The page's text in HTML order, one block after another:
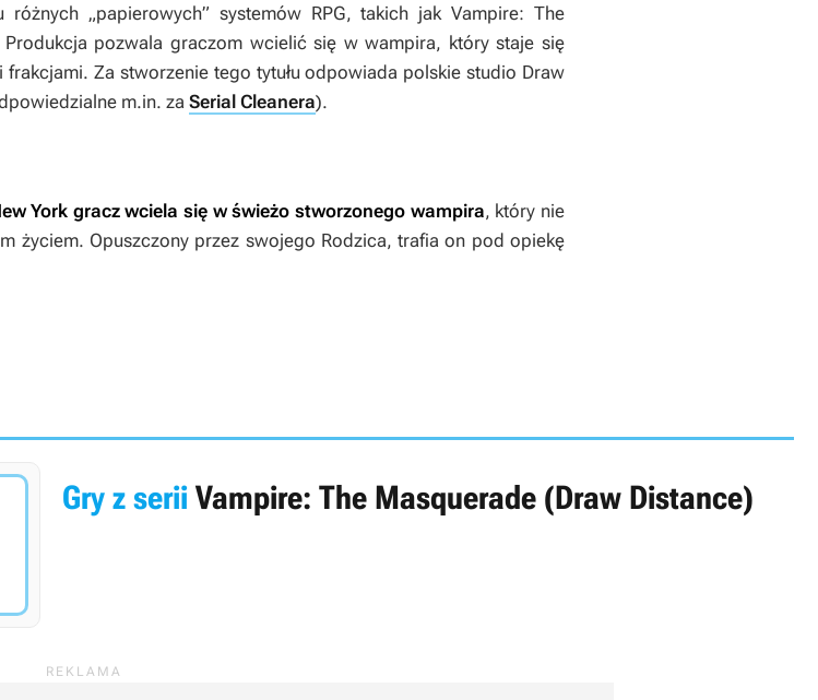
różnych „papierowych” systemów RPG, takich jakVampire: The
Produkcja pozwala graczom wcielić się w wampira, który staje się
Za stworzenie tego tytułu odpowiada polskie studio Draw
m.in. za Serial Cleanera).
York gracz wciela się w świeżo stworzonego wampira, który nie
życiem. Opuszczony przez swojego Rodzica, trafia on pod opiekę
Gry z seriiVampire: The Masquerade (Draw Distance)